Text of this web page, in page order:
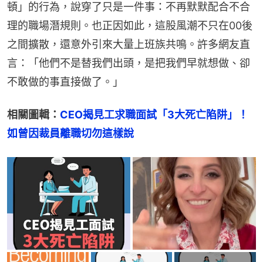
頓」的行為，說穿了只是一件事：不再默默配合不合
理的職場潛規則。也正因如此，這股風潮不只在00後
之間擴散，還意外引來大量上班族共鳴。許多網友直
言：「他們不是替我們出頭，是把我們早就想做、卻
不敢做的事直接做了。」
相關圖輯： CEO揭見工求職面試「3大死亡陷阱」！
如曾因裁員離職切勿這樣說